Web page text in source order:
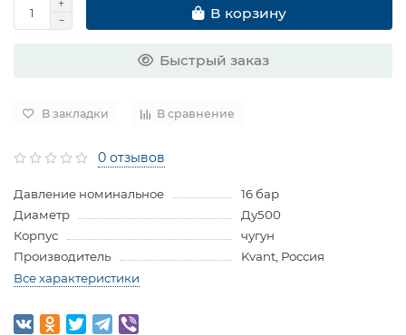
В корзину
Быстрый заказ
В закладки В сравнение
0 отзывов
Давление номинальное
16 бар
Диаметр
Ду500
Корпус
чугун
Производитель
Kvant, Россия
Все характеристики